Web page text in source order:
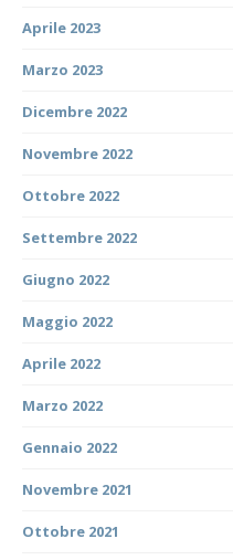
Aprile 2023
Marzo 2023
Dicembre 2022
Novembre 2022
Ottobre 2022
Settembre 2022
Giugno 2022
Maggio 2022
Aprile 2022
Marzo 2022
Gennaio 2022
Novembre 2021
Ottobre 2021